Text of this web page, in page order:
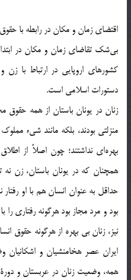
اقتضاي زمان و مکان در رابطه با
بي‌شک تقاضاي زمان و مکان در
کشورهاي اروپايي در ارتباط با
دستورات اسلامي است.
زنان در يونان باستان از همه حقوق
منزلتي بودند، بلکه مانند شيء
همچنان که در يونان باستان، زن
حداقل به عنوان انسان هم با او
بود و مرد مجاز بود هرگونه رفتاري را
ايران عصر هخامنشيان و اشکانيان
همه، وضعيت زنان در عربستان و